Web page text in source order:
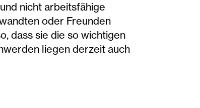
nicht arbeitsfähige
oder Freunden
dass sie die so wichtigen
liegen derzeit auch